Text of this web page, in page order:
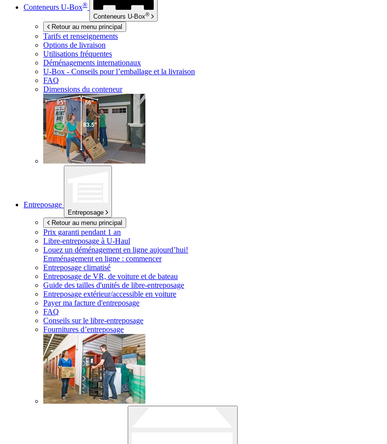
Conteneurs U-Box®
Conteneurs U-Box®
Retour au menu principal
Tarifs et renseignements
Options de livraison
Utilisations fréquentes
Déménagements internationaux
U-Box - Conseils pour l’emballage et la livraison
FAQ
Dimensions du conteneur
Entreposage
Entreposage
Retour au menu principal
Prix garanti pendant 1 an
Libre-entreposage à U-Haul
Louez un déménagement en ligne aujourd’hui!
Emménagement en ligne : commencer
Entreposage climatisé
Entreposage de VR, de voiture et de bateau
Guide des tailles d'unités de libre-entreposage
Entreposage extérieur/accessible en voiture
Payer ma facture d'entreposage
FAQ
Conseils sur le libre-entreposage
Fournitures d’entreposage